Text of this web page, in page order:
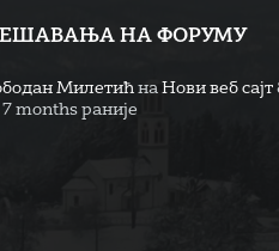
НА ФОРУМУ
Милетићна Нови веб сајт
months раније